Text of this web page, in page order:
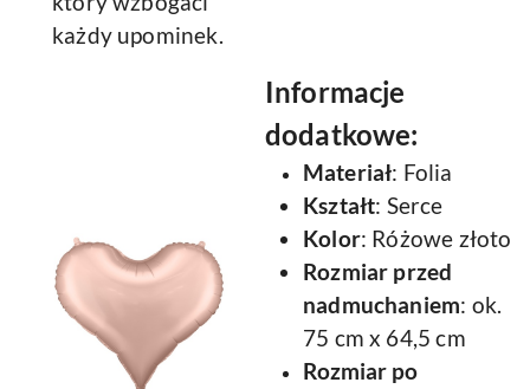
każdy upominek.
Informacje
dodatkowe:
Materiał: Folia
Kształt: Serce
Kolor: Różowe złoto
Rozmiar przed
nadmuchaniem: ok.
75 cm x 64,5 cm
Rozmiar po